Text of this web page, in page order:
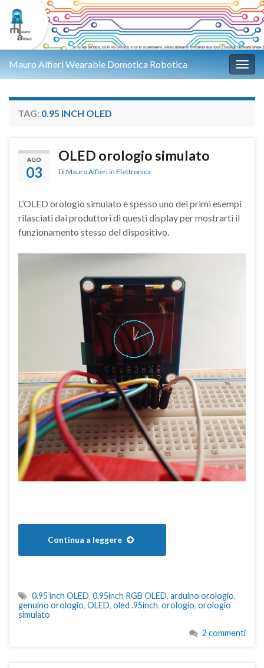
Mauro Alfieri Wearable Domotica Robotica
TAG: 0.95 INCH OLED
AGO
03
OLED orologio simulato
DiMauro Alfieri in Elettronica
L’OLED orologio simulato è spesso uno dei primi esempi
rilasciati dai produttori di questi display per mostrarti il
funzionamento stesso del dispositivo.
Continua a leggere
0.95 inch OLED, 0.95inch RGB OLED, arduino orologio,
genuino orologio, OLED, oled .95inch, orologio, orologio
simulato
2 commenti